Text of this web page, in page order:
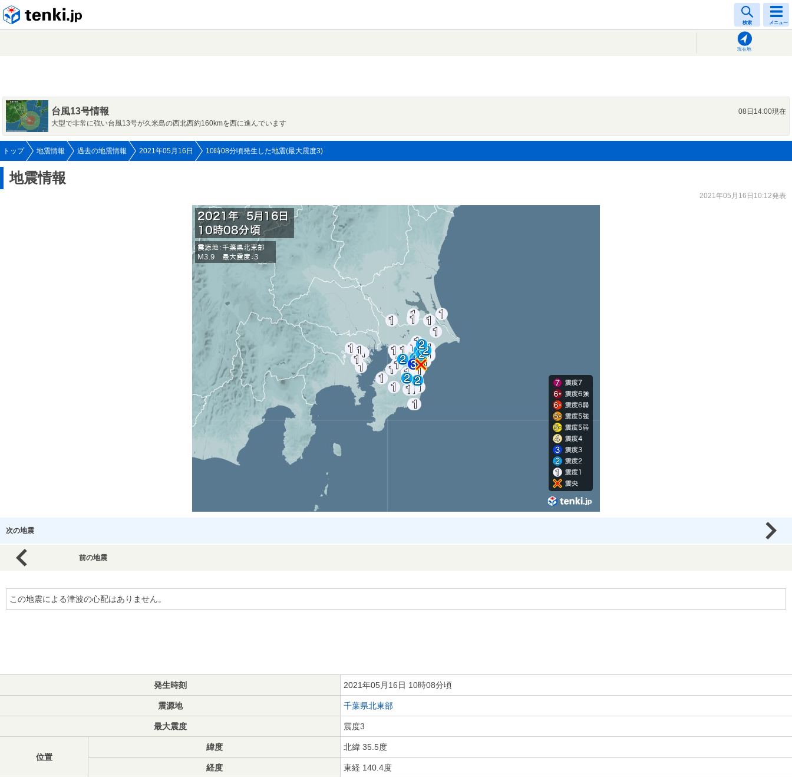
検索 メニュー
現在地
台風13号情報
08日14:00現在
大型で非常に強い台風13号が久米島の西北西約160kmを西に進んでいます
トップ 地震情報 過去の地震情報 2021年05月16日 10時08分頃発生した地震(最大震度3)
地震情報
2021年05月16日10:12発表
次の地震
前の地震
この地震による津波の心配はありません。
発生時刻 2021年05月16日 10時08分頃
震源地 千葉県北東部
最大震度 震度3
位置
緯度 北緯 35.5度
経度 東経 140.4度